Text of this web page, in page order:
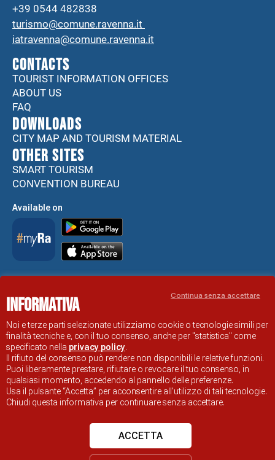
+39 0544 482838
turismo@comune.ravenna.it
iatravenna@comune.ravenna.it
CONTACTS
TOURIST INFORMATION OFFICES
ABOUT US
FAQ
DOWNLOADS
CITY MAP AND TOURISM MATERIAL
Other sites
SMART TOURISM
CONVENTION BUREAU
Available on
RAVENNA TOURIST INFORMATION OFFICIAL SITE
Informativa
Noi e terze parti selezionate utilizziamo cookie o tecnologie simili per
finalità tecniche e, con il tuo consenso, anche per "statistica" come
specificato nella privacy policy.
Il rifiuto del consenso può rendere non disponibili le relative funzioni.
Puoi liberamente prestare, rifiutare o revocare il tuo consenso, in
qualsiasi momento, accedendo al pannello delle preferenze.
Usa il pulsante “Accetta” per acconsentire all'utilizzo di tali tecnologie.
Chiudi questa informativa per continuare senza accettare.
ACCETTA
Continua senza accettare